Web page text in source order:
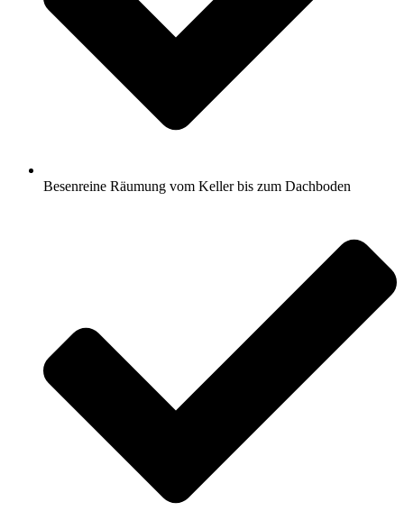
Besenreine Räumung vom Keller bis zum Dachboden